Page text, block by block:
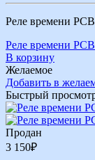
Реле времени
Реле времени
В корзину
Желаемое
Добавить в
Быстрый
Продан
3 150₽